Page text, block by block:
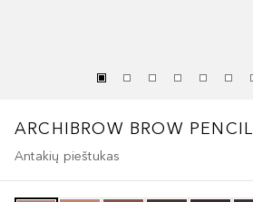
ARCHIBROW BROW PENCIL
Antakių pieštukas